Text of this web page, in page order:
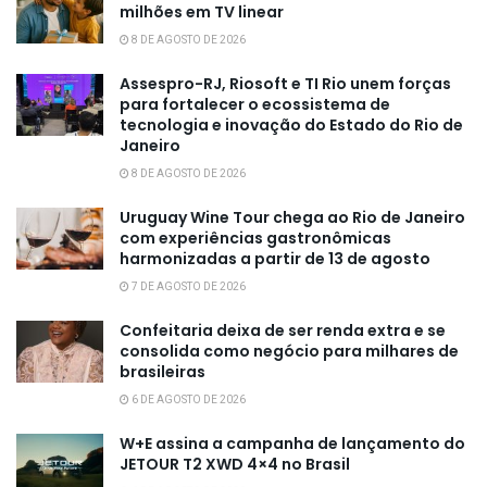
milhões em TV linear
8 DE AGOSTO DE 2026
Assespro-RJ, Riosoft e TI Rio unem forças
para fortalecer o ecossistema de
tecnologia e inovação do Estado do Rio de
Janeiro
8 DE AGOSTO DE 2026
Uruguay Wine Tour chega ao Rio de Janeiro
com experiências gastronômicas
harmonizadas a partir de 13 de agosto
7 DE AGOSTO DE 2026
Confeitaria deixa de ser renda extra e se
consolida como negócio para milhares de
brasileiras
6 DE AGOSTO DE 2026
W+E assina a campanha de lançamento do
JETOUR T2 XWD 4×4 no Brasil